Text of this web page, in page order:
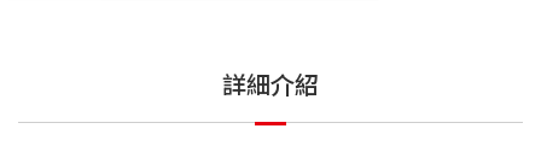
詳細介紹